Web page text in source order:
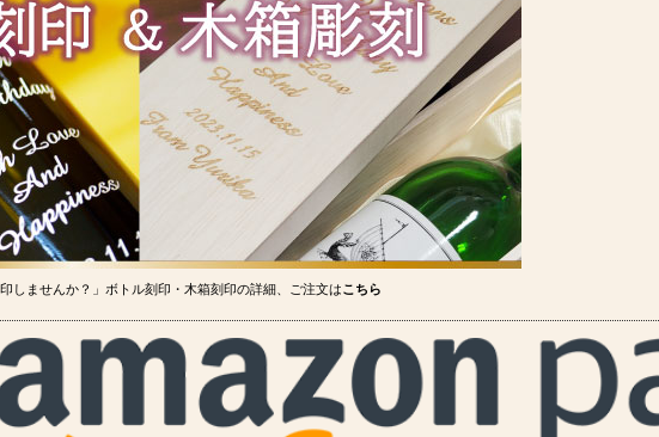
しませんか？」ボトル刻印・木箱刻印の詳細、ご注文はこちら